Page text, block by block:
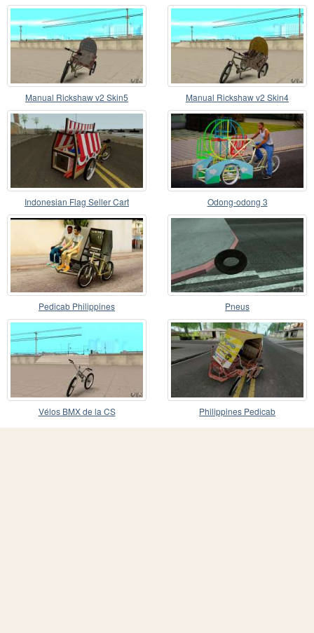
Manual Rickshaw v2 Skin5 Manual Rickshaw v2 Skin4
Indonesian Flag Seller Cart Odong-odong 3
Pedicab Philippines Pneus
Vélos BMX de la CS Philippines Pedicab